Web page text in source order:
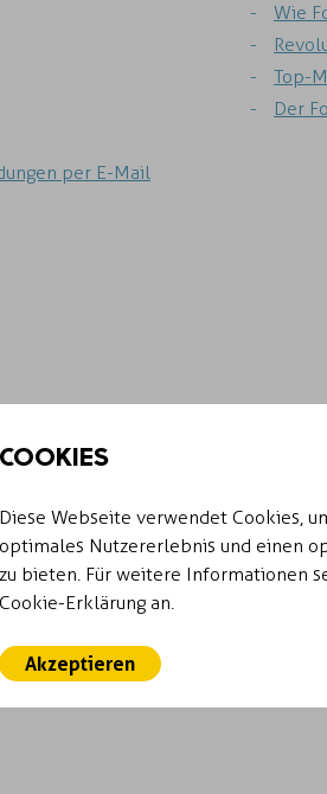
per E-Mail
Wie
Top-
Der
COOKIES
Diese Webseite verwendet Cookies,
optimales Nutzererlebnis und einen
zu bieten. Für weitere Informationen
Cookie-Erklärung an.
Akzeptieren